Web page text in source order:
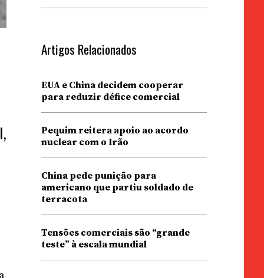
Artigos Relacionados
EUA e China decidem cooperar
para reduzir défice comercial
Pequim reitera apoio ao acordo
nuclear com o Irão
China pede punição para
americano que partiu soldado de
terracota
Tensões comerciais são “grande
teste” à escala mundial